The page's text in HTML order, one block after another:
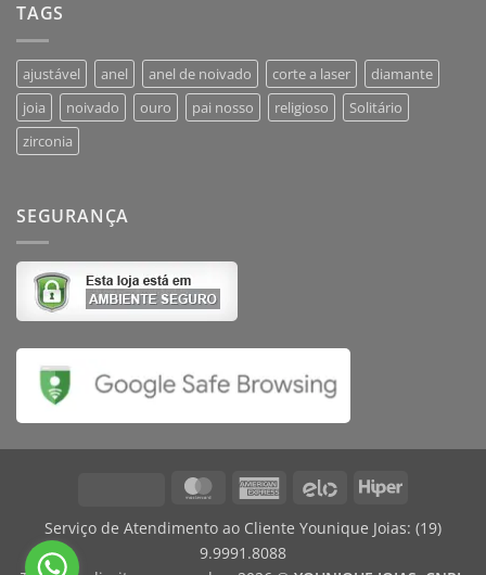
TAGS
ajustável anel anel de noivado corte a laser
diamante
joia
noivado ouro pai nosso religioso
Solitário
zirconia
SEGURANÇA
MasterCardAmerican Elo Hiper
Serviço de Atendimento ao Cliente Younique Joias: (19)
9.9991.8088